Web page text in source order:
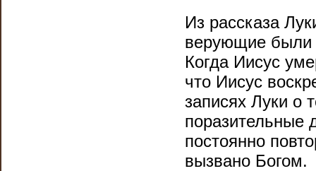
Из рассказа
верующие были
Когда Иисус
что Иисус
записях Луки о
поразительные
постоянно
вызвано Богом.